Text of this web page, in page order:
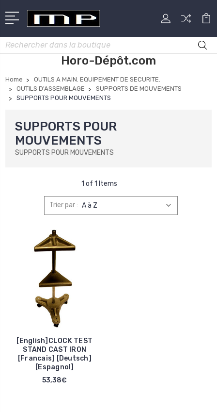
Rechercher
Horo-Dépôt.com
Home
OUTILS A MAIN. EQUIPEMENT DE SECURITE.
OUTILS D'ASSEMBLAGE
SUPPORTS DE MOUVEMENTS
SUPPORTS POUR MOUVEMENTS
SUPPORTS POUR
MOUVEMENTS
SUPPORTS POUR MOUVEMENTS
1 of 1 Items
Trier par :
[English]CLOCK TEST
STAND CAST IRON
[Francais] [Deutsch]
[Espagnol]
53,38€